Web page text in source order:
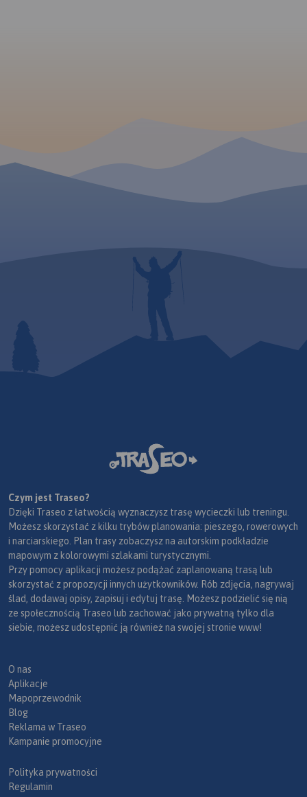
Czym jest Traseo?
Dzięki Traseo z łatwością wyznaczysz trasę wycieczki lub treningu.
Możesz skorzystać z kilku trybów planowania: pieszego, rowerowych
i narciarskiego. Plan trasy zobaczysz na autorskim podkładzie
mapowym z kolorowymi szlakami turystycznymi.
Przy pomocy aplikacji możesz podążać zaplanowaną trasą lub
skorzystać z propozycji innych użytkowników. Rób zdjęcia, nagrywaj
ślad, dodawaj opisy, zapisuj i edytuj trasę. Możesz podzielić się nią
ze społecznością Traseo lub zachować jako prywatną tylko dla
siebie, możesz udostępnić ją również na swojej stronie www!
O nas
Aplikacje
Mapoprzewodnik
Blog
Reklama w Traseo
Kampanie promocyjne
Polityka prywatności
Regulamin